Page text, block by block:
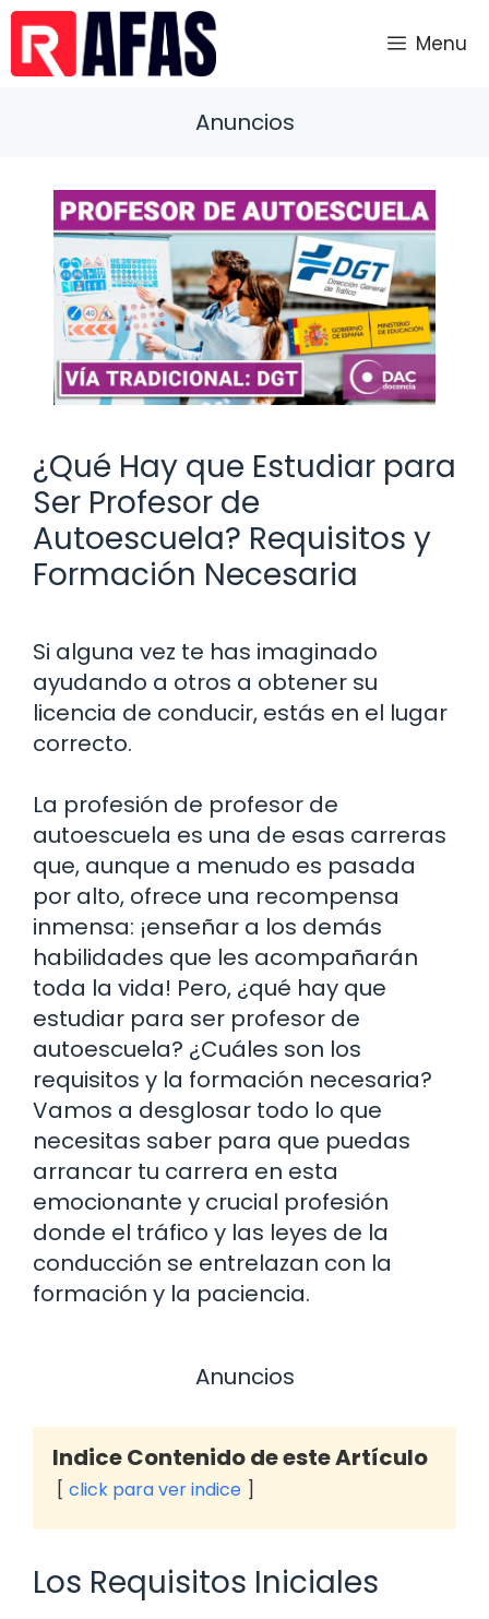
Saltar
contenido
Menu
Anuncios
¿Qué Hay que Estudiar para
Ser Profesor de
Autoescuela? Requisitos y
Formación Necesaria
Si alguna vez te has imaginado
ayudando a otros a obtener su
licencia de conducir, estás en el lugar
correcto.
La profesión de profesor de
autoescuela es una de esas carreras
que, aunque a menudo es pasada
por alto, ofrece una recompensa
inmensa: ¡enseñar a los demás
habilidades que les acompañarán
toda la vida! Pero, ¿qué hay que
estudiar para ser profesor de
autoescuela? ¿Cuáles son los
requisitos y la formación necesaria?
Vamos a desglosar todo lo que
necesitas saber para que puedas
arrancar tu carrera en esta
emocionante y crucial profesión
donde el tráfico y las leyes de la
conducción se entrelazan con la
formación y la paciencia.
Anuncios
Indice Contenido de este Artículo
click para ver indice
Los Requisitos Iniciales